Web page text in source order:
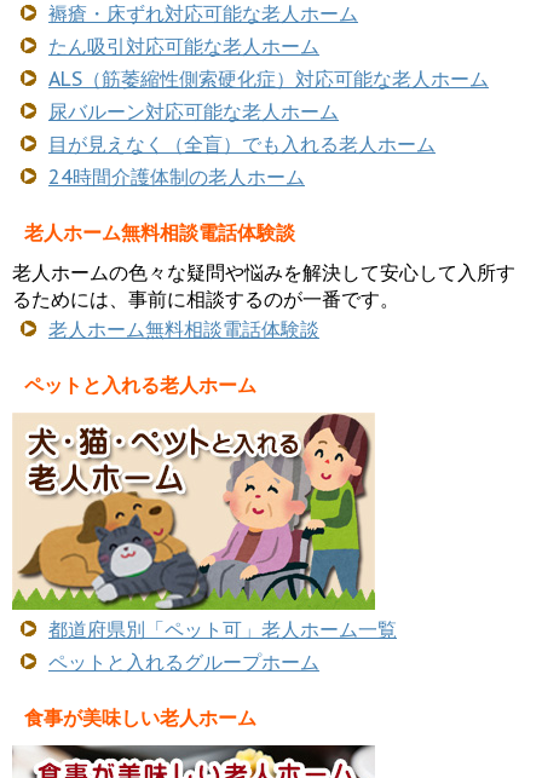
褥瘡・床ずれ対応可能な老人ホーム
たん吸引対応可能な老人ホーム
ALS（筋萎縮性側索硬化症）対応可能な老人ホーム
尿バルーン対応可能な老人ホーム
目が見えなく（全盲）でも入れる老人ホーム
24時間介護体制の老人ホーム
老人ホーム無料相談電話体験談
老人ホームの色々な疑問や悩みを解決して安心して入所す
るためには、事前に相談するのが一番です。
老人ホーム無料相談電話体験談
ペットと入れる老人ホーム
都道府県別「ペット可」老人ホーム一覧
ペットと入れるグループホーム
食事が美味しい老人ホーム